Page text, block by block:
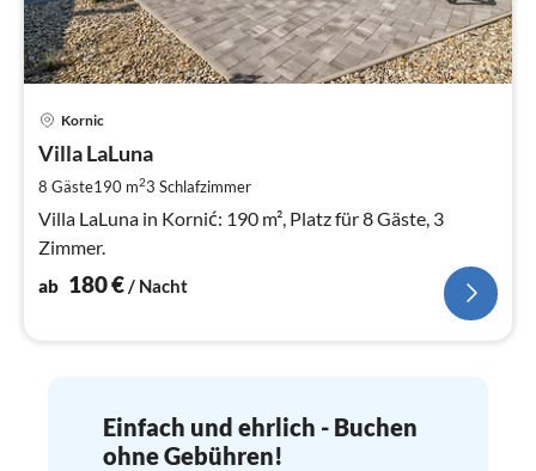
Kornic
Villa LaLuna
8 Gäste190 m23 Schlafzimmer
Villa LaLuna in Kornić: 190 m², Platz für 8 Gäste, 3
Zimmer.
ab 180€/ Nacht
Einfach und ehrlich - Buchen
ohne Gebühren!